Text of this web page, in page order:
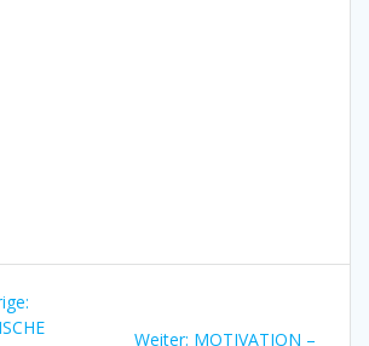
Vorheriger
Beitrag:
Weiter: Nächster
MOTIVATION –